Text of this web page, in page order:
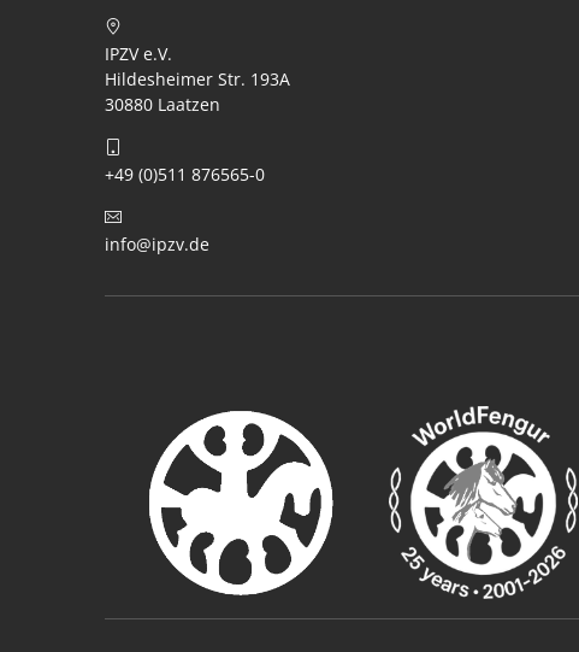
IPZV e.V.
Hildesheimer Str. 193A
30880 Laatzen
+49 (0)511 876565-0
info@ipzv.de